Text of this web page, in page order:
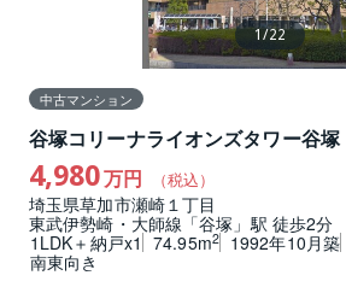
1/22
中古マンション
谷塚コリーナライオンズタワー谷塚
4,980万円 （税込）
埼玉県草加市瀬崎１丁目
東武伊勢崎・大師線「谷塚」駅 徒歩2分
1LDK＋納戸x1
74.95m2 1992年10月築
南東向き